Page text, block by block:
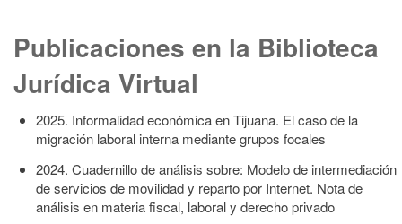
Publicaciones en la Biblioteca
Jurídica Virtual
2025. Informalidad económica en Tijuana. El caso de la
migración laboral interna mediante grupos focales
2024. Cuadernillo de análisis sobre: Modelo de intermediación
de servicios de movilidad y reparto por Internet. Nota de
análisis en materia fiscal, laboral y derecho privado